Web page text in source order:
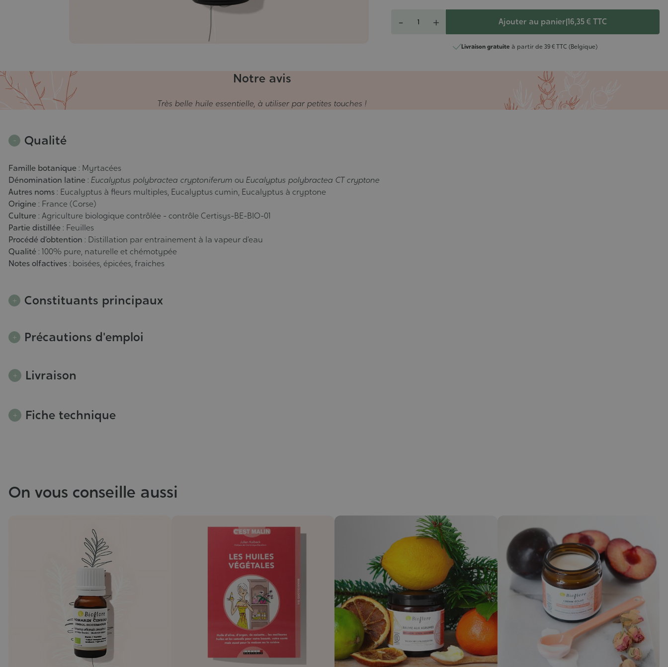
- + Ajouter au panier|16,35 € TTC
Livraison gratuite à partir de 39 € TTC (Belgique)
Notre avis
Très belle huile essentielle, à utiliser par petites touches !
Qualité
Famille botanique: Myrtacées
Dénomination latine: Eucalyptus polybractea cryptoniferum ou Eucalyptus polybractea CT cryptone
Autres noms: Eucalyptus à fleurs multiples, Eucalyptus cumin, Eucalyptus à cryptone
Origine: France (Corse)
Culture: Agriculture biologique contrôlée - contrôle Certisys-BE-BIO-01
Partie distillée: Feuilles
Procédé d’obtention : Distillation par entrainement à la vapeur d’eau
Qualité: 100% pure, naturelle et chémotypée
Notes olfactives: boisées, épicées, fraiches
Constituants principaux
Précautions d'emploi
Livraison
Fiche technique
On vous conseille aussi